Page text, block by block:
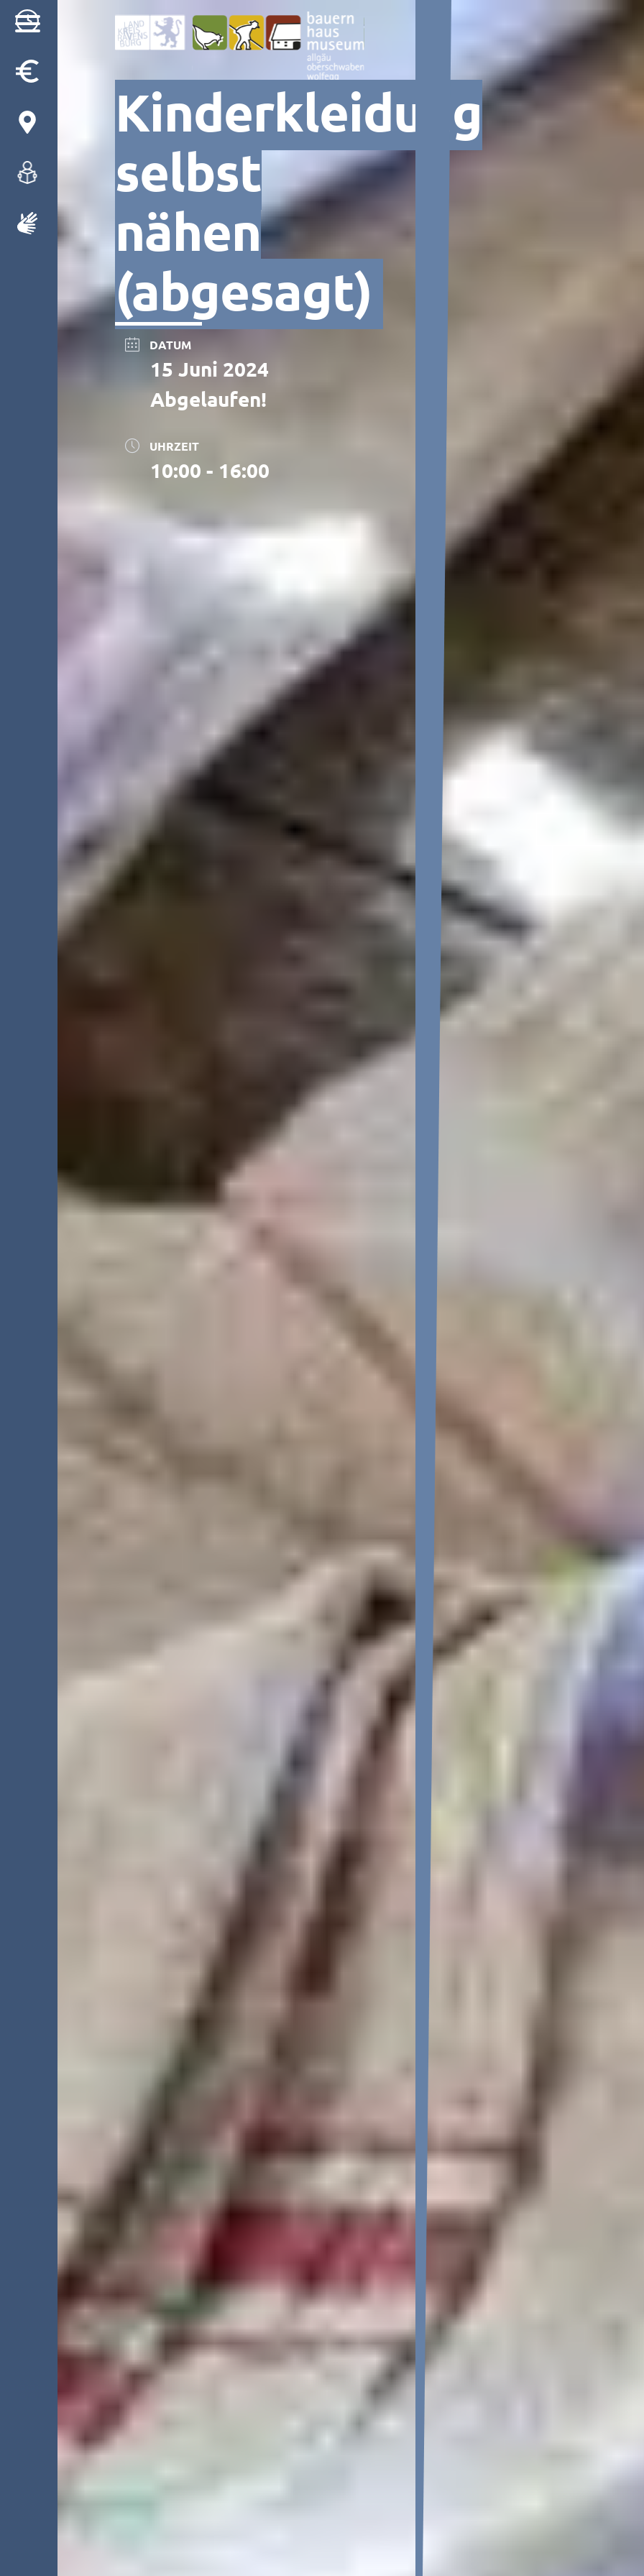
Gruppen
Kinderkleidung
selbst
nähen
(abgesagt)
DATUM
15 Juni 2024
Abgelaufen!
UHRZEIT
10:00 - 16:00